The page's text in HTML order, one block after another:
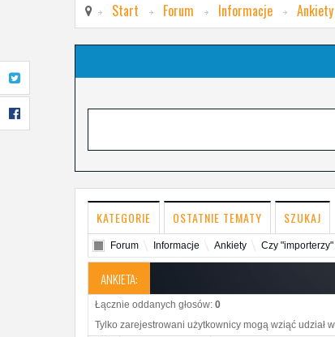
Start Forum Informacje Ankiety
KATEGORIE OSTATNIE TEMATY SZUKAJ
Forum Informacje Ankiety Czy
ANKIETA:
Łącznie oddanych głosów: 0
Tylko zarejestrowani użytkownicy mogą wziąć udział